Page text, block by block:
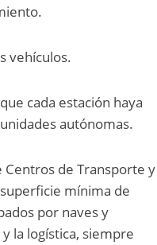
vehículos.
cada estación haya
autónomas.
de Transporte y
mínima de
por naves y
la logística, siempre